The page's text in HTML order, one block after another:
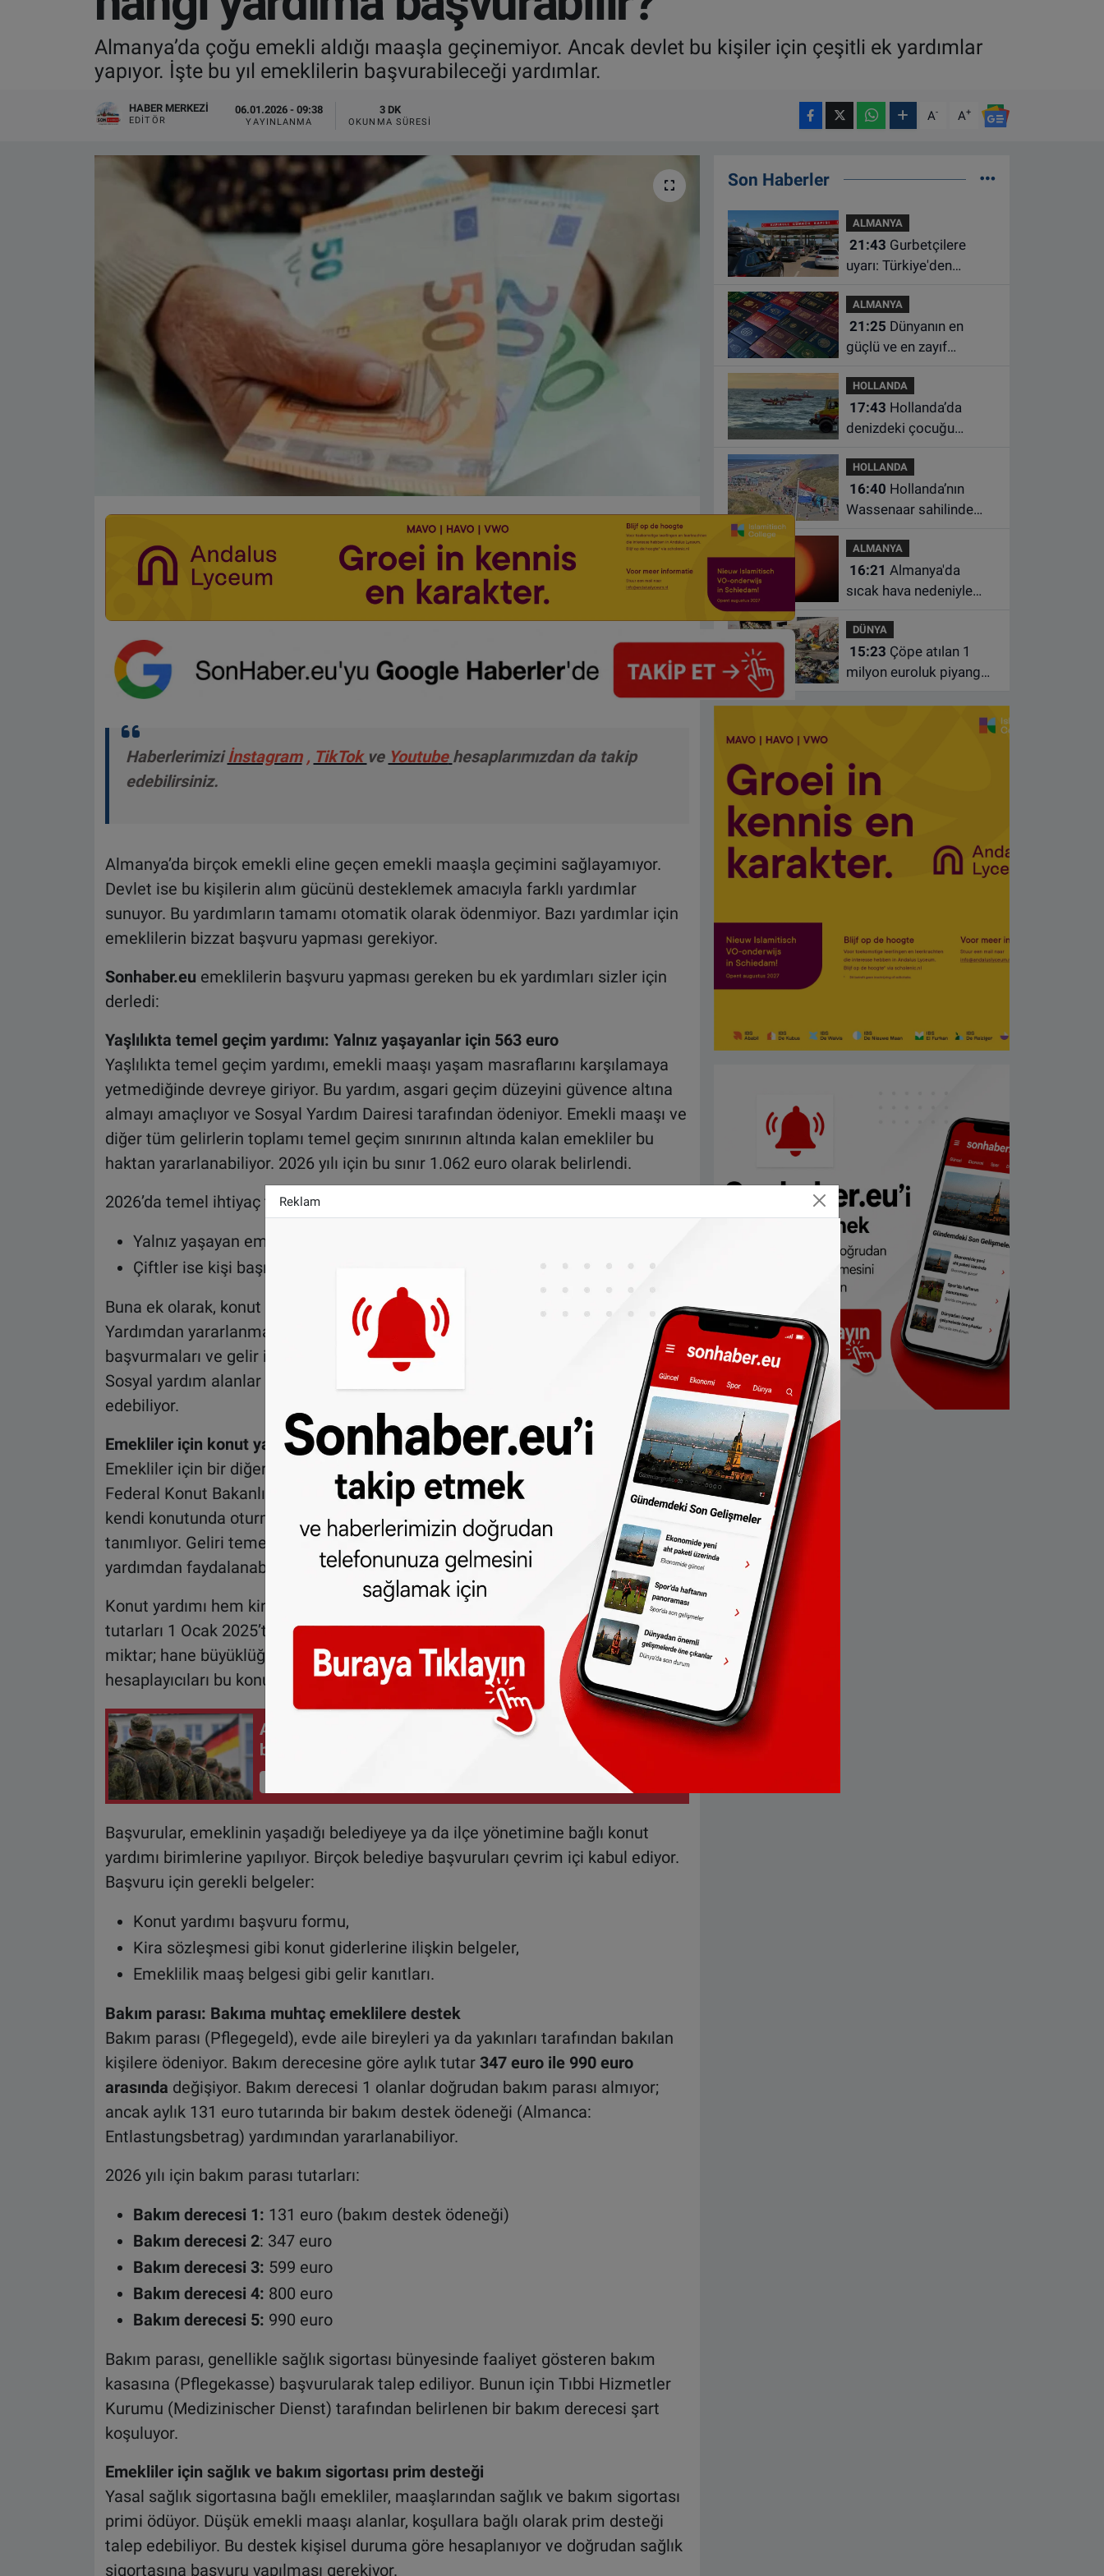
Almanya’da çoğu emekli aldığı maaşla geçinemiyor. Ancak devlet bu kişiler için çeşitli ek yardımlar
yapıyor. İşte bu yıl emeklilerin başvurabileceği yardımlar.
HABER MERKEZI
EDITÖR
06.01.2026 - 09:38
YAYINLANMA
3 DK
OKUNMA SÜRESI A- A+
Haberlerimiziİnstagram , TikTok ve Youtube hesaplarımızdan da takip
edebilirsiniz.
Almanya’da birçok emekli eline geçen emekli maaşla geçimini sağlayamıyor.
Devlet ise bu kişilerin alım gücünü desteklemek amacıyla farklı yardımlar
sunuyor. Bu yardımların tamamı otomatik olarak ödenmiyor. Bazı yardımlar için
emeklilerin bizzat başvuru yapması gerekiyor.
Sonhaber.eu emeklilerin başvuru yapması gereken bu ek yardımları sizler için
derledi:
Yaşlılıkta temel geçim yardımı: Yalnız yaşayanlar için 563 euro
Yaşlılıkta temel geçim yardımı, emekli maaşı yaşam masraflarını karşılamaya
yetmediğinde devreye giriyor. Bu yardım, asgari geçim düzeyini güvence altına
almayı amaçlıyor ve Sosyal Yardım Dairesi tarafından ödeniyor. Emekli maaşı ve
diğer tüm gelirlerin toplamı temel geçim sınırının altında kalan emekliler bu
haktan yararlanabiliyor. 2026 yılı için bu sınır 1.062 euro olarak belirlendi.
2026’da temel ihtiyaç tutarları değişmedi. Buna göre:
Yalnız yaşayan emekliler aylık
Çiftler ise kişi başı
Buna ek olarak, konut ve ısınma giderlerinin fiili tutarları da karşılanıyor.
Yardımdan yararlanmak isteyenlerin bağlı bulundukları Sosyal Yardım Dairesi’ne
başvurmaları ve gelir ile mal varlıklarını düzenli olarak belgelemeleri gerekiyor.
Sosyal yardım alanlar ayrıca radyo-televizyon katkı payından da muafiyet talep
edebiliyor.
Emekliler için konut yardımı: Yüksek kira giderlerine destek
Emekliler için bir diğer önemli destek ise konut yardımı (Wohngeld). Almanya
Federal Konut Bakanlığı, konut yardımını düşük gelirli haneler için kira ya da
kendi konutunda oturma giderlerine sağlanan bir devlet desteği olarak
tanımlıyor. Geliri temel geçim yardımının biraz üzerinde olan emekliler de bu
yardımdan faydalanabiliyor.
Konut yardımı hem kiracılara hem de kendi evinde oturanlara ödeniyor. Yardım
tutarları 1 Ocak 2025’te kira ve fiyat artışlarına göre güncellendi. Alınacak
miktar; hane büyüklüğüne, gelire ve kira bedeline göre değişiyor. Konut yardımı
hesaplayıcıları bu konuda yol gösterici olabiliyor.
Almanya zorunlu askerliğe dönüş için hazırlıklarına
başladı
Başvurular, emeklinin yaşadığı belediyeye ya da ilçe yönetimine bağlı konut
yardımı birimlerine yapılıyor. Birçok belediye başvuruları çevrim içi kabul ediyor.
Başvuru için gerekli belgeler:
Konut yardımı başvuru formu,
Kira sözleşmesi gibi konut giderlerine ilişkin belgeler,
Emeklilik maaş belgesi gibi gelir kanıtları.
Bakım parası: Bakıma muhtaç emeklilere destek
Bakım parası (Pflegegeld), evde aile bireyleri ya da yakınları tarafından bakılan
kişilere ödeniyor. Bakım derecesine göre aylık tutar 347 euro ile 990 euro
arasında değişiyor. Bakım derecesi 1 olanlar doğrudan bakım parası almıyor;
ancak aylık 131 euro tutarında bir bakım destek ödeneği (Almanca:
Entlastungsbetrag) yardımından yararlanabiliyor.
2026 yılı için bakım parası tutarları:
Bakım derecesi 1: 131 euro (bakım destek ödeneği)
Bakım derecesi 2: 347 euro
Bakım derecesi 3: 599 euro
Bakım derecesi 4: 800 euro
Bakım derecesi 5: 990 euro
Bakım parası, genellikle sağlık sigortası bünyesinde faaliyet gösteren bakım
kasasına (Pflegekasse) başvurularak talep ediliyor. Bunun için Tıbbi Hizmetler
Kurumu (Medizinischer Dienst) tarafından belirlenen bir bakım derecesi şart
koşuluyor.
Emekliler için sağlık ve bakım sigortası prim desteği
Yasal sağlık sigortasına bağlı emekliler, maaşlarından sağlık ve bakım sigortası
primi ödüyor. Düşük emekli maaşı alanlar, koşullara bağlı olarak prim desteği
talep edebiliyor. Bu destek kişisel duruma göre hesaplanıyor ve doğrudan sağlık
sigortasına başvuru yapılması gerekiyor.
Son Haberler
ALMANYA
21:43
uyarı: Türkiye'den
geçiş ve trafik
borcunuzu kontrol edin
ALMANYA
21:25
güçlü ve en zayıf
HOLLANDA
17:43
denizdeki çocuğu
kadın hayatını yitirdi
HOLLANDA
16:40
Wassenaar sahilinde
bölgeden tahliye edildi
ALMANYA
16:21
sıcak hava nedeniyle
yaklaştı
DÜNYA
15:23
milyon euroluk piyango
ALGEMENE VOORWAARDEN
CONTACT
Çerez Politikası
Reklam